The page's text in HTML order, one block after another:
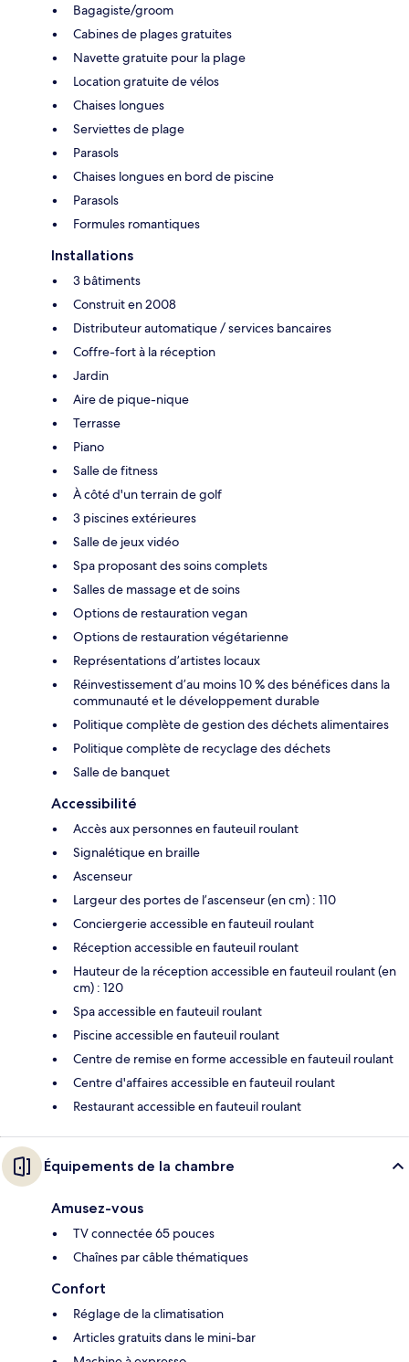
Bagagiste/groom
Cabines de plages gratuites
Navette gratuite pour la plage
Location gratuite de vélos
Chaises longues
Serviettes de plage
Parasols
Chaises longues en bord de piscine
Parasols
Formules romantiques
Installations
3 bâtiments
Construit en 2008
Distributeur automatique / services bancaires
Coffre-fort à la réception
Jardin
Aire de pique-nique
Terrasse
Piano
Salle de fitness
À côté d'un terrain de golf
3 piscines extérieures
Salle de jeux vidéo
Spa proposant des soins complets
Salles de massage et de soins
Options de restauration vegan
Options de restauration végétarienne
Représentations d’artistes locaux
Réinvestissement d’au moins 10 % des bénéfices dans la
communauté et le développement durable
Politique complète de gestion des déchets alimentaires
Politique complète de recyclage des déchets
Salle de banquet
Accessibilité
Accès aux personnes en fauteuil roulant
Signalétique en braille
Ascenseur
Largeur des portes de l’ascenseur (en cm) : 110
Conciergerie accessible en fauteuil roulant
Réception accessible en fauteuil roulant
Hauteur de la réception accessible en fauteuil roulant (en
cm) : 120
Spa accessible en fauteuil roulant
Piscine accessible en fauteuil roulant
Centre de remise en forme accessible en fauteuil roulant
Centre d'affaires accessible en fauteuil roulant
Restaurant accessible en fauteuil roulant
Équipements de la chambre
Amusez-vous
TV connectée 65 pouces
Chaînes par câble thématiques
Confort
Réglage de la climatisation
Articles gratuits dans le mini-bar